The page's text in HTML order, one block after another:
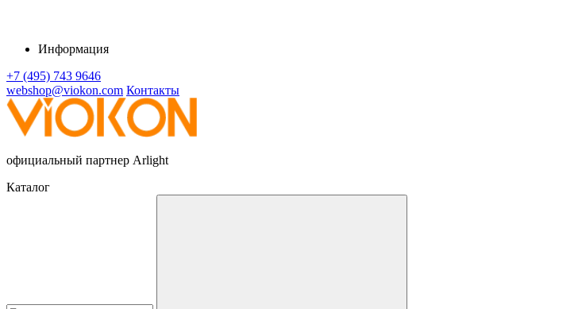
Информация
+7 (495) 743 9646
webshop@viokon.com Контакты
официальный партнер Arlight
Каталог